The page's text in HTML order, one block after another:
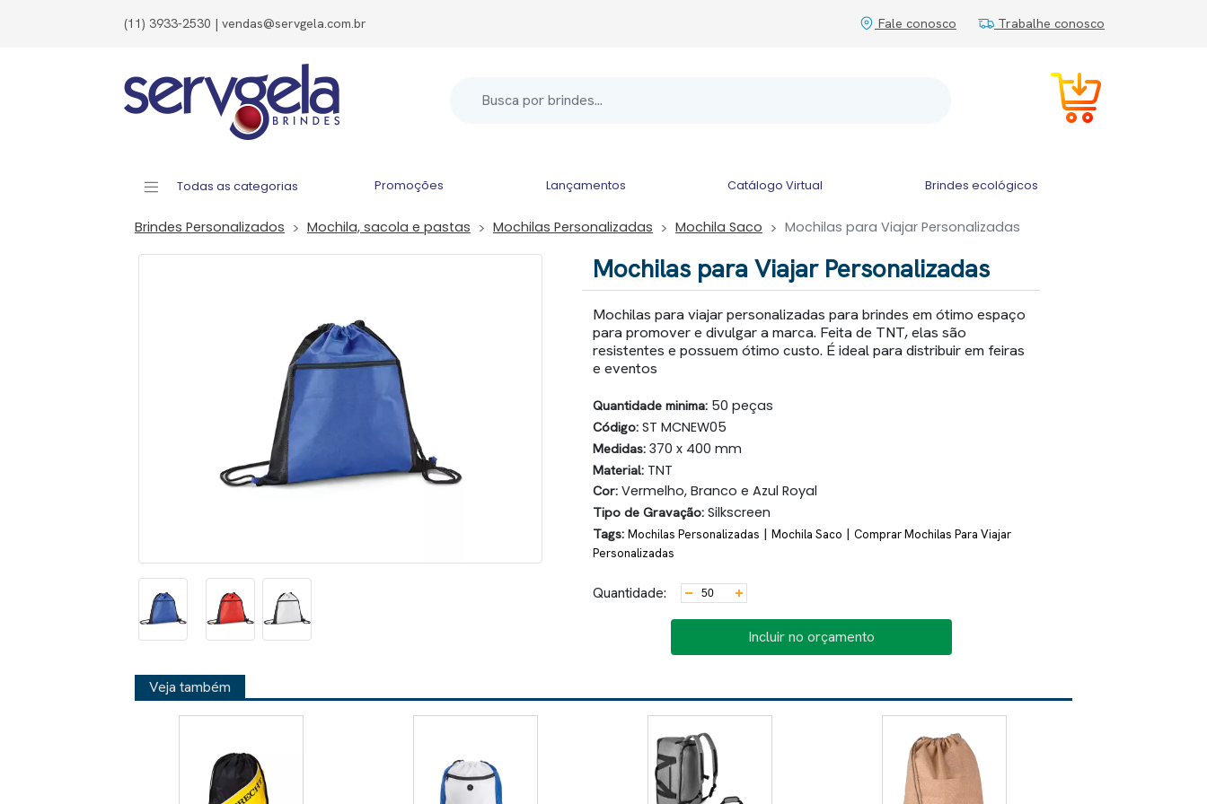
(11) 3933-2530 | vendas@servgela.com.br Fale conosco Trabalhe conosco
Todas as categorias Promoções Lançamentos Catálogo Virtual Brindes ecológicos
Brindes Personalizados Mochila, sacola e pastas Mochilas Personalizadas Mochila Saco Mochilas para Viajar Personalizadas
Mochilas para Viajar Personalizadas
Mochilas para viajar personalizadas para brindes em ótimo espaço
para promover e divulgar a marca. Feita de TNT, elas são
resistentes e possuem ótimo custo. É ideal para distribuir em feiras
e eventos
Quantidade minima: 50 peças
Código: ST MCNEW05
Medidas: 370 x 400 mm
Material: TNT
Cor: Vermelho, Branco e Azul Royal
Tipo de Gravação: Silkscreen
Tags: Mochilas Personalizadas | Mochila Saco | Comprar Mochilas Para Viajar
Personalizadas
Quantidade:
Incluir no orçamento
Veja também